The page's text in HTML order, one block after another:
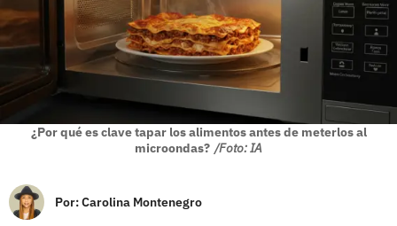
¿Por qué es clave tapar los alimentos antes de meterlos al
microondas? /Foto: IA
Por:Carolina Montenegro